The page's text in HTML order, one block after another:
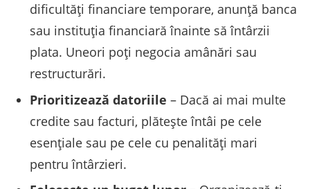
dificultăți financiare temporare, anunță banca
sau instituția financiară înainte să întârzii
plata. Uneori poți negocia amânări sau
restructurări.
Prioritizează datoriile – Dacă ai mai multe
credite sau facturi, plătește întâi pe cele
esențiale sau pe cele cu penalități mari
pentru întârzieri.